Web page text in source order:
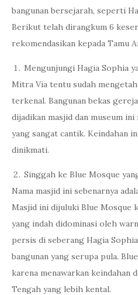
bangunan bersejarah, seperti
Berikut telah dirangkum 6
rekomendasikan kepada Tamu
Mengunjungi Hagia Sophia
Mitra Via tentu sudah
terkenal. Bangunan bekas
dijadikan masjid dan museum
yang sangat cantik. Keindahan
dinikmati.
Singgah ke Blue Mosque
Nama masjid ini sebenarnya
Masjid ini dijuluki Blue Mosque
yang indah didominasi oleh
persis di seberang Hagia
bangunan yang serupa pula.
karena menawarkan keindahan
Tengah yang lebih kental.